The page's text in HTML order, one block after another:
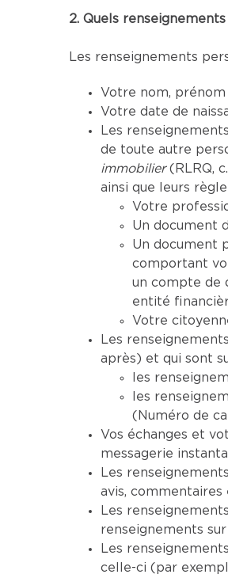
2. Quels
Les renseignements
Votre nom, prénom
Votre date de
Les
de toute autre
immobilier(RLRQ,
ainsi que leurs
Votre
Un document
Un document
comportant
un compte de
entité
Votre
Les
après) et qui sont
les
les
(Numéro de
Vos échanges et
messagerie
Les
avis, commentaires
Les
renseignements
Les
celle-ci (par